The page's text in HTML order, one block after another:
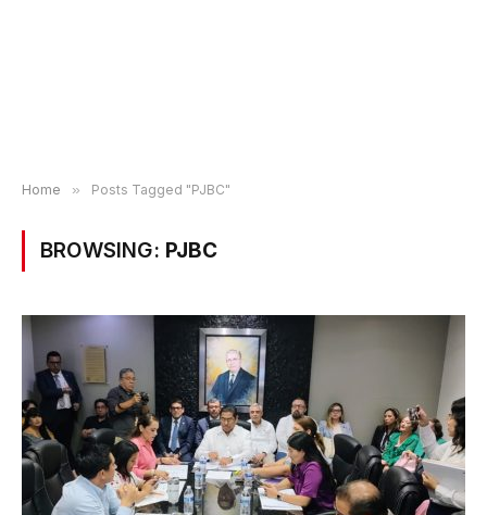
Home » Posts Tagged "PJBC"
BROWSING: PJBC